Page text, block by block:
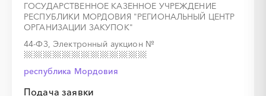
ГОСУДАРСТВЕННОЕ КАЗЕННОЕ УЧРЕЖДЕНИЕ
РЕСПУБЛИКИ МОРДОВИЯ "РЕГИОНАЛЬНЫЙ ЦЕНТР
ОРГАНИЗАЦИИ ЗАКУПОК"
44-ФЗ, Электронный аукцион №
республика Мордовия
Подача заявки